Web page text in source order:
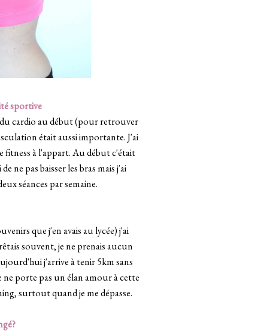
sportive
du cardio au début (pour retrouver
était aussi importante. J'ai
fitness à l'appart. Au début c'était
ne pas baisser les bras mais j'ai
séances par semaine.
que j'en avais au lycée) j'ai
souvent, je ne prenais aucun
j'arrive à tenir 5km sans
porte pas un élan amour à cette
surtout quand je me dépasse.